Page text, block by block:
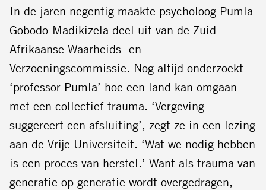
FacebookThreadsBlueskyLinkedInWhatsapp
E-
mail
In de jaren negentig maakte psycholoog Pumla
Gobodo-Madikizela deel uit van de Zuid-
Afrikaanse Waarheids- en
Verzoeningscommissie. Nog altijd onderzoekt
‘professor Pumla’ hoe een land kan omgaan
met een collectief trauma. ‘Vergeving
suggereert een afsluiting’, zegt ze in een lezing
aan de Vrije Universiteit. ‘Wat we nodig hebben
is een proces van herstel.’ Want als trauma van
generatie op generatie wordt overgedragen,